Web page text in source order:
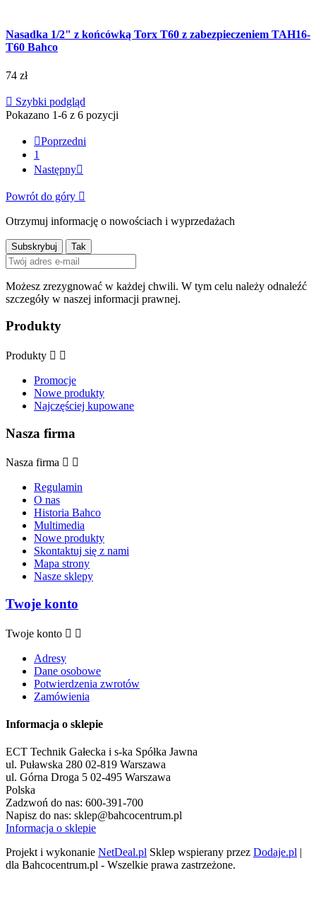
Nasadka 1/2" z końcówką Torx T60 z zabezpieczeniem TAH16-
T60 Bahco
74 zł
 Szybki podgląd
Pokazano 1-6 z 6 pozycji
Poprzedni
1
Następny
Powrót do góry 
Otrzymuj informację o nowościach i wyprzedażach
Możesz zrezygnować w każdej chwili. W tym celu należy odnaleźć
szczegóły w naszej informacji prawnej.
Produkty
Produkty  
Promocje
Nowe produkty
Najczęściej kupowane
Nasza firma
Nasza firma  
Regulamin
O nas
Historia Bahco
Multimedia
Nowe produkty
Skontaktuj się z nami
Mapa strony
Nasze sklepy
Twoje konto
Twoje konto  
Adresy
Dane osobowe
Potwierdzenia zwrotów
Zamówienia
Informacja o sklepie
ECT Technik Gałecka i s-ka Spółka Jawna
ul. Puławska 280 02-819 Warszawa
ul. Górna Droga 5 02-495 Warszawa
Polska
Zadzwoń do nas: 600-391-700
Napisz do nas: sklep@bahcocentrum.pl
Informacja o sklepie
Projekt i wykonanie NetDeal.pl Sklep wspierany przez Dodaje.pl |
dla Bahcocentrum.pl - Wszelkie prawa zastrzeżone.